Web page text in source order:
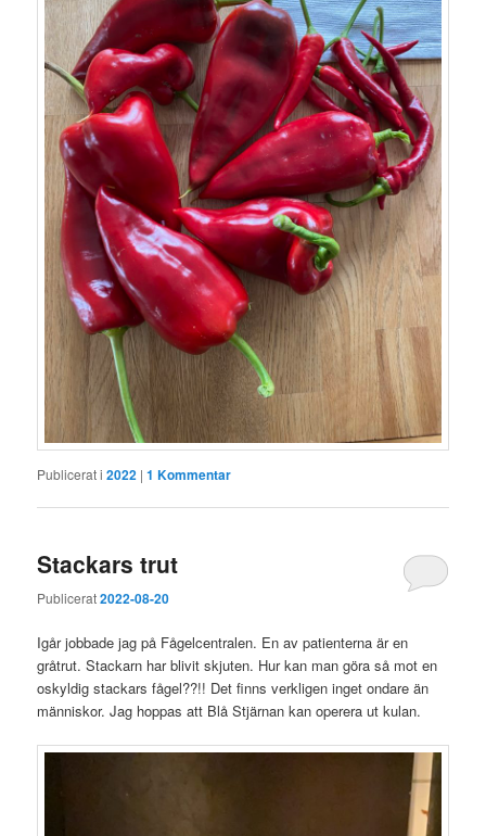
Publicerat i 2022 |1 Kommentar
Stackars trut
Publicerat2022-08-20
Igår jobbade jag på Fågelcentralen. En av patienterna är en
gråtrut. Stackarn har blivit skjuten. Hur kan man göra så mot en
oskyldig stackars fågel??!! Det finns verkligen inget ondare än
människor. Jag hoppas att Blå Stjärnan kan operera ut kulan.